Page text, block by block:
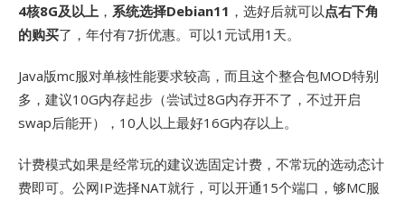
4核8G及以上 ， 系统选择Debian11 ，选好后就可以 点右下角
的购买了，年付有7折优惠。可以1元试用1天。
Java版mc服对单核性能要求较高，而且这个整合包MOD特别
多，建议10G内存起步（尝试过8G内存开不了，不过开启
swap后能开），10人以上最好16G内存以上。
计费模式如果是经常玩的建议选固定计费，不常玩的选动态计
费即可。公网IP选择NAT就行，可以开通15个端口，够MC服